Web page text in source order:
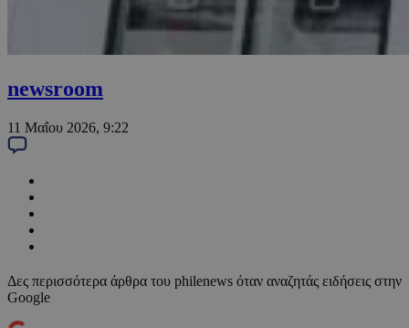
newsroom
11 Μαΐου 2026, 9:22
Δες περισσότερα άρθρα του philenews όταν αναζητάς ειδήσεις στην
Google